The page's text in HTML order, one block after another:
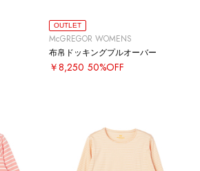
OUTLET
McGREGOR WOMENS
布帛ドッキングプルオーバー
￥8,250 50%OFF